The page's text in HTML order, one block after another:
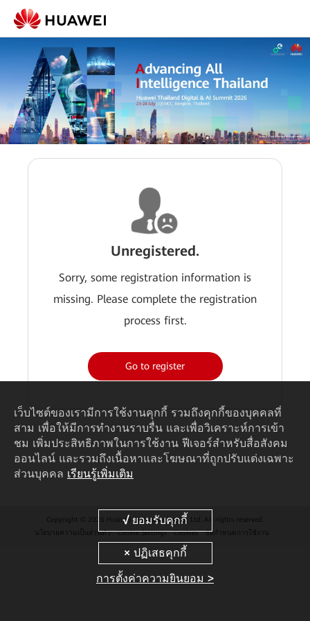
Unregistered.
Sorry, some registration information is
missing. Please complete the registration
process first.
Go to register
Copyright © 2026 Huawei Technologies Co., Ltd. All rights reserved.
นโยบายความเป็นส่วนตัว
Cookie Settings Cookies ข้อกำหนดการใช้งาน
เว็บไซต์ของเรามีการใช้งานคุกกี้ รวมถึงคุกกี้ของบุคคลที่
สาม เพื่อให้มีการทำงานราบรื่น และเพื่อวิเคราะห์การเข้า
ชม เพิ่มประสิทธิภาพในการใช้งาน ฟีเจอร์สำหรับสื่อสังคม
ออนไลน์ และรวมถึงเนื้อหาและโฆษณาที่ถูกปรับแต่งเฉพาะ
ส่วนบุคคล เรียนรู้เพิ่มเติม
การตั้งค่าความยินยอม >